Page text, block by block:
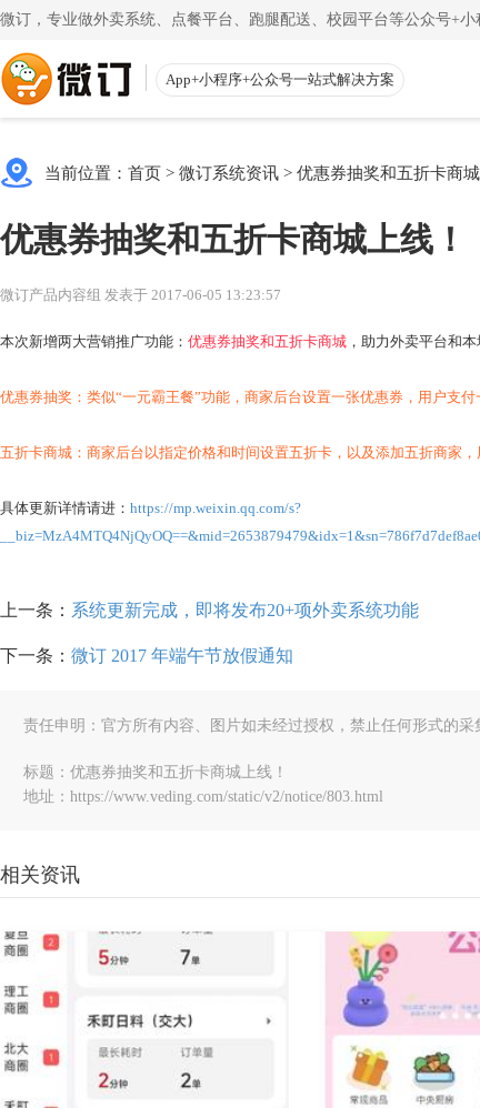
微订，专业做外卖系统、点餐平台、跑腿配送、校园平台等公众号+
App+小程序+公众号一站式解决方案
渠道 公众号
使用教程
注册小程序和公众号帐号
初级教程
一步一步视频讲解
帮助中心
App下
手机端
店铺收
微粉宝
当前位置： 首页 > 微订系统资讯 > 优惠券抽奖和五折卡商城
优惠券抽奖和五折卡商城上线！
微订产品内容组 发表于 2017-06-05 13:23:57
本次新增两大营销推广功能： 优惠券抽奖和五折卡商城 ，助力外卖平台和
优惠券抽奖：类似“一元霸王餐”功能，商家后台设置一张优惠券，用户支
五折卡商城：商家后台以指定价格和时间设置五折卡，以及添加五折商家
具体更新详情请进： https://mp.weixin.qq.com/s?
上一条： 系统更新完成，即将发布20+项外卖系统功能
下一条： 微订 2017 年端午节放假通知
责任申明：官方所有内容、图片如未经过授权，禁止任何形式的采
标题：优惠券抽奖和五折卡商城上线！
地址：https://www.veding.com/static/v2/notice/803.html
相关资讯